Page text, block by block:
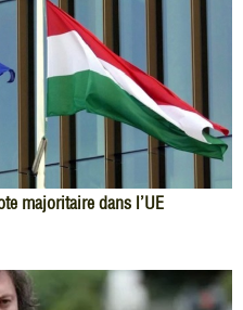
majoritaire dans l’UE